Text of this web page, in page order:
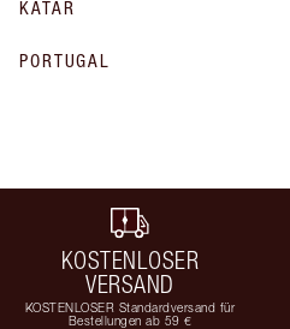
KATAR
PORTUGAL
KOSTENLOSER
VERSAND
KOSTENLOSER Standardversand für
Bestellungen ab 59 €